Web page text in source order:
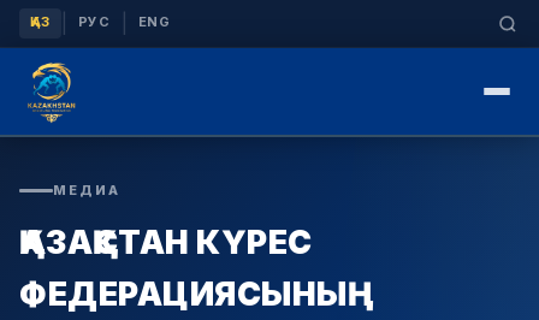
ҚАЗ РУС ENG
МЕДИА
ҚАЗАҚСТАН КҮРЕС
ФЕДЕРАЦИЯСЫНЫҢ